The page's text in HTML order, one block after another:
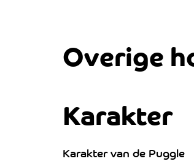
Overige
Karakter
Karakter van de Puggle